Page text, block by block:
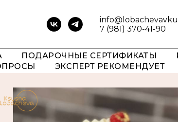
7 (981) 370-41-90
ПОДАРОЧНЫЕ СЕРТИФИКАТЫ
ЭКСПЕРТ РЕКОМЕНДУЕТ